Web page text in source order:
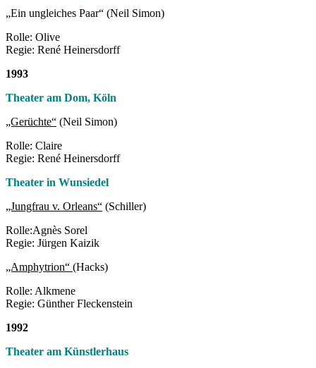
„Ein ungleiches Paar“ (Neil Simon)
Rolle: Olive
Regie: René Heinersdorff
1993
Theater am Dom, Köln
„Gerüchte“ (Neil Simon)
Rolle: Claire
Regie: René Heinersdorff
Theater in Wunsiedel
„Jungfrau v. Orleans“ (Schiller)
Rolle:Agnès Sorel
Regie: Jürgen Kaizik
„Amphytrion“ (Hacks)
Rolle: Alkmene
Regie: Günther Fleckenstein
1992
Theater am Künstlerhaus